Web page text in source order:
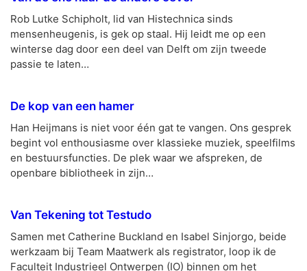
Rob Lutke Schipholt, lid van Histechnica sinds
mensenheugenis, is gek op staal. Hij leidt me op een
winterse dag door een deel van Delft om zijn tweede
passie te laten…
De kop van een hamer
Han Heijmans is niet voor één gat te vangen. Ons gesprek
begint vol enthousiasme over klassieke muziek, speelfilms
en bestuursfuncties. De plek waar we afspreken, de
openbare bibliotheek in zijn…
Van Tekening tot Testudo
Samen met Catherine Buckland en Isabel Sinjorgo, beide
werkzaam bij Team Maatwerk als registrator, loop ik de
Faculteit Industrieel Ontwerpen (IO) binnen om het